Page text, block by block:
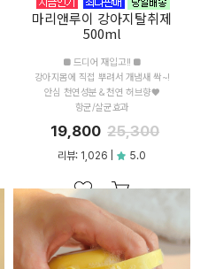
마리앤루이 강아지탈취제
500ml
■ 드디어 재입고!! ■
강아지몸에 직접 뿌려서 개냄새 싹~!
안심 천연성분 & 천연 허브향♥
항균/살균효과
19,800 25,300
리뷰: 1,026 | 5.0